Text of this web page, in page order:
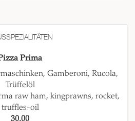
Prima
Gamberoni, Rucola,
Trüffelöl
raw ham, kingprawns, rocket,
truffles-oil
30.00